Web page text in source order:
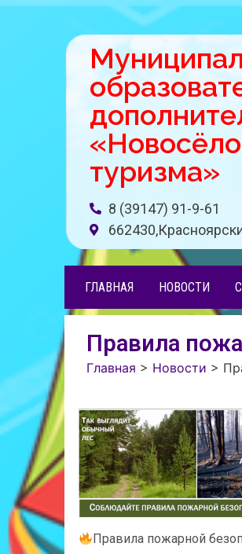
туризма»
8 (39147) 91-9-61
ГЛАВНАЯ НОВОСТИ
Правила
Главная > Новости >
Правила пожарной